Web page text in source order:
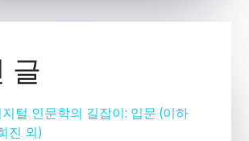
글
털 인문학의 길잡이: 입문 (이하
진 외)